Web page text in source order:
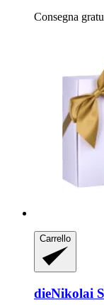
Consegna
Carrello
dieNikolai